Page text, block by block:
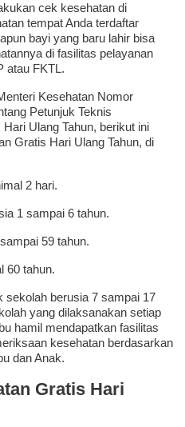
cek kesehatan di
tempat Anda terdaftar
bayi yang baru lahir bisa
di fasilitas pelayanan
atau FKTL.
Kesehatan Nomor
Petunjuk Teknis
Ulang Tahun, berikut ini
Gratis Hari Ulang Tahun, di
2 hari.
1 sampai 6 tahun.
59 tahun.
60 tahun.
sekolah berusia 7 sampai 17
yang dilaksanakan setiap
hamil mendapatkan fasilitas
kesehatan berdasarkan
dan Anak.
Gratis Hari